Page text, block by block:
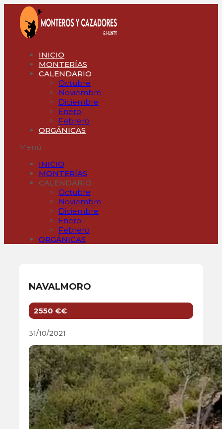
contenido
INICIO
MONTERÍAS
CALENDARIO
Octubre
Noviembre
Diciembre
Enero
Febrero
ORGÁNICAS
Menú
INICIO
MONTERÍAS
CALENDARIO
Octubre
Noviembre
Diciembre
Enero
Febrero
ORGÁNICAS
NAVALMORO
2550 €€
31/10/2021